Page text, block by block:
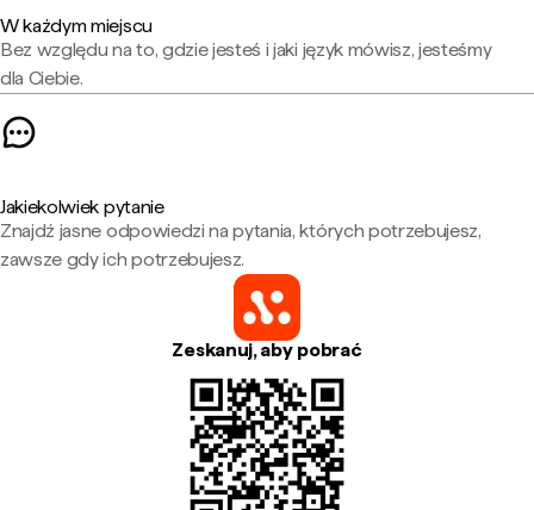
W każdym miejscu
Bez względu na to, gdzie jesteś i jaki język mówisz, jesteśmy
dla Ciebie.
Jakiekolwiek pytanie
Znajdź jasne odpowiedzi na pytania, których potrzebujesz,
zawsze gdy ich potrzebujesz.
Zeskanuj, aby pobrać